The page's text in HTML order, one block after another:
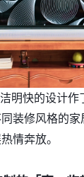
明快的设计作
装修风格的
情奔放。